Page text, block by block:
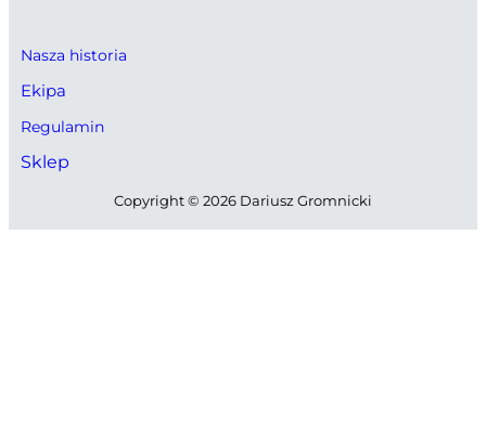
Nasza historia
Ekipa
Regulamin
Sklep
Copyright © 2026 Dariusz Gromnicki